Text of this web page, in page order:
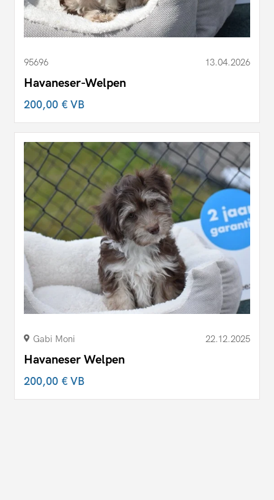
95696 13.04.2026
Havaneser-Welpen
200,00 €VB
Gabi Moni 22.12.2025
Havaneser Welpen
200,00 €VB